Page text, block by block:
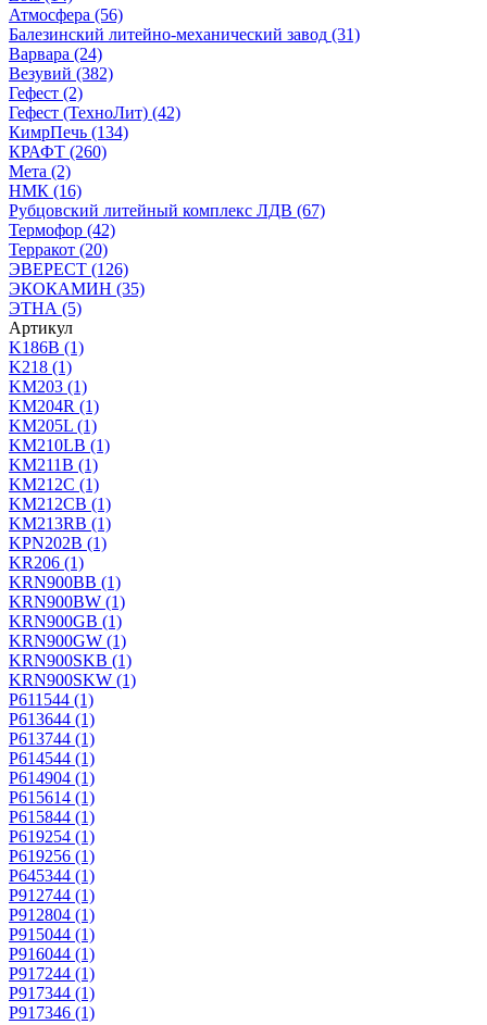
Атмосфера (56)
Балезинский литейно-механический завод (31)
Варвара (24)
Везувий (382)
Гефест (2)
Гефест (ТехноЛит) (42)
КимрПечь (134)
КРАФТ (260)
Мета (2)
НМК (16)
Рубцовский литейный комплекс ЛДВ (67)
Термофор (42)
Терракот (20)
ЭВЕРЕСТ (126)
ЭКОКАМИН (35)
ЭТНА (5)
Артикул
K186B (1)
K218 (1)
KM203 (1)
KM204R (1)
KM205L (1)
KM210LB (1)
KM211B (1)
KM212C (1)
KM212CB (1)
KM213RB (1)
KPN202B (1)
KR206 (1)
KRN900BB (1)
KRN900BW (1)
KRN900GB (1)
KRN900GW (1)
KRN900SKB (1)
KRN900SKW (1)
P611544 (1)
P613644 (1)
P613744 (1)
P614544 (1)
P614904 (1)
P615614 (1)
P615844 (1)
P619254 (1)
P619256 (1)
P645344 (1)
P912744 (1)
P912804 (1)
P915044 (1)
P916044 (1)
P917244 (1)
P917344 (1)
P917346 (1)